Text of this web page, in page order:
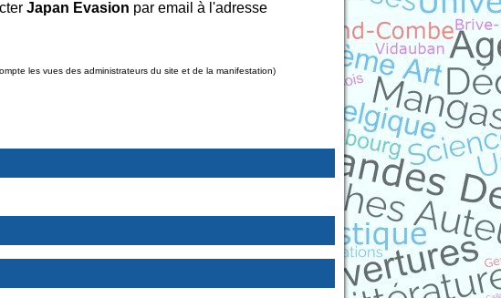
Japan Evasion par email à l'adresse
les vues des administrateurs du site et de la manifestation)